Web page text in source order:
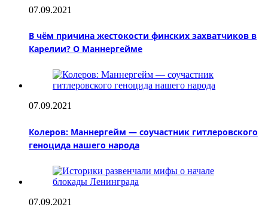
07.09.2021
В чём причина жестокости финских захватчиков в
Карелии? О Маннергейме
07.09.2021
Колеров: Маннергейм — соучастник гитлеровского
геноцида нашего народа
07.09.2021